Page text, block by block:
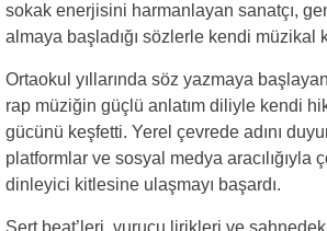
sokak enerjisini harmanlayan sanatçı,
almaya başladığı sözlerle kendi müzikal
Ortaokul yıllarında söz yazmaya
rap müziğin güçlü anlatım diliyle kendi
gücünü keşfetti. Yerel çevrede adını
platformlar ve sosyal medya aracılığıyla
dinleyici kitlesine ulaşmayı başardı.
Sert beat’leri, vurucu lirikleri ve